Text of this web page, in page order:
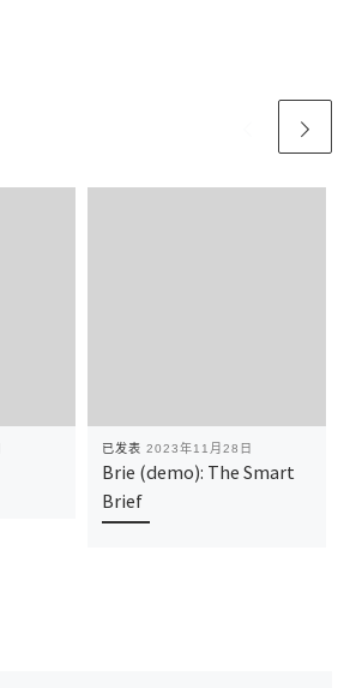
已发表 2023年11月28日
Brie (demo): The Smart
Brief